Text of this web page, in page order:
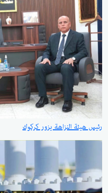
رئيس هيئة النزاهة يزور كركوك